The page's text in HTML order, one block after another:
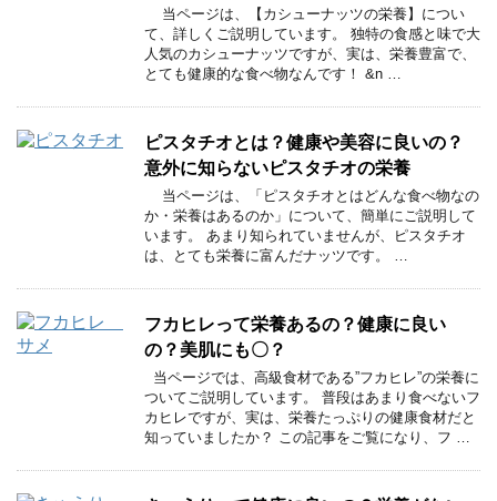
当ページは、【カシューナッツの栄養】につい
て、詳しくご説明しています。 独特の食感と味で大
人気のカシューナッツですが、実は、栄養豊富で、
とても健康的な食べ物なんです！ &n …
ピスタチオとは？健康や美容に良いの？
意外に知らないピスタチオの栄養
当ページは、「ピスタチオとはどんな食べ物なの
か・栄養はあるのか」について、簡単にご説明して
います。 あまり知られていませんが、ピスタチオ
は、とても栄養に富んだナッツです。 …
フカヒレって栄養あるの？健康に良い
の？美肌にも〇？
当ページでは、高級食材である”フカヒレ”の栄養に
ついてご説明しています。 普段はあまり食べないフ
カヒレですが、実は、栄養たっぷりの健康食材だと
知っていましたか？ この記事をご覧になり、フ …